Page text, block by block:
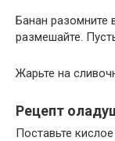
Банан разомните
размешайте.
Жарьте на
Рецепт
Поставьте